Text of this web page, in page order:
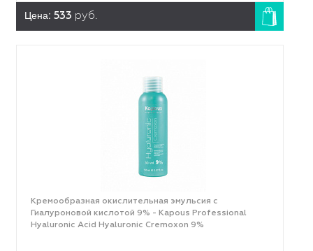
Цена: 533 руб.
Кремообразная окислительная эмульсия с
Гиалуроновой кислотой 9% - Kapous Professional
Hyaluronic Acid Hyaluronic Cremoxon 9%